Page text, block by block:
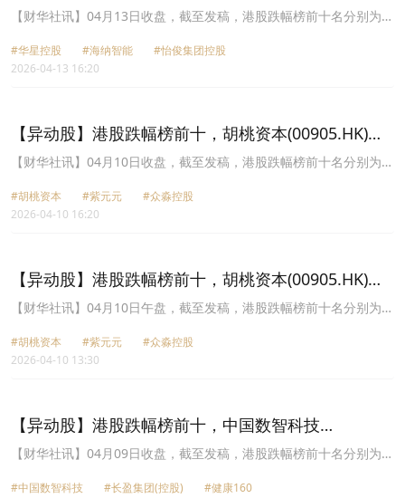
33.33%，海纳智能(01645.HK)跌26.83%
【财华社讯】04月13日收盘，截至发稿，港股跌幅榜前十名分别为华
怡俊集团控股(02442.HK)跌幅24.64%、拨康视云-B(02592.HK)跌幅
21.69%、丰银禾控股(08030.HK)跌幅20.19%、正荣地产(06158.HK)
17.74%、华美乐乐(08429.HK)跌幅15.63%。
#华星控股 #海纳智能
#怡俊集团控股
2026-04-13 16:20
【异动股】港股跌幅榜前十，胡桃资本(00905.HK)跌
51.45%，紫元元(08223.HK)跌39.38%
【财华社讯】04月10日收盘，截至发稿，港股跌幅榜前十名分别为胡
淼控股(01471.HK)跌幅33.33%、民商创科(01632.HK)跌幅25.93%、
卓珈控股(01827.HK)跌幅24.72%、恒益控股(01894.HK)跌幅
米房集团(08300.HK)跌幅16.67%。
#胡桃资本 #紫元元
#众淼控股
2026-04-10 16:20
【异动股】港股跌幅榜前十，胡桃资本(00905.HK)跌
52.17%，紫元元(08223.HK)跌35.00%
【财华社讯】04月10日午盘，截至发稿，港股跌幅榜前十名分别为胡
淼控股(01471.HK)跌幅28.33%、恒益控股(01894.HK)跌幅26.67%、
宝济药业-B(02659.HK)跌幅14.87%、国瑞健康(02329.HK)跌幅
12.72%。
#胡桃资本 #紫元元
#众淼控股
2026-04-10 13:30
【异动股】港股跌幅榜前十，中国数智科技
(01796.HK)跌55.15%，长盈集团(控股)(00689.HK)跌
【财华社讯】04月09日收盘，截至发稿，港股跌幅榜前十名分别为中
30.99%、健康160(02656.HK)跌幅21.89%、胡桃资本(00905.HK)跌
#中国数智科技 #长盈集团(控股)
#健康160